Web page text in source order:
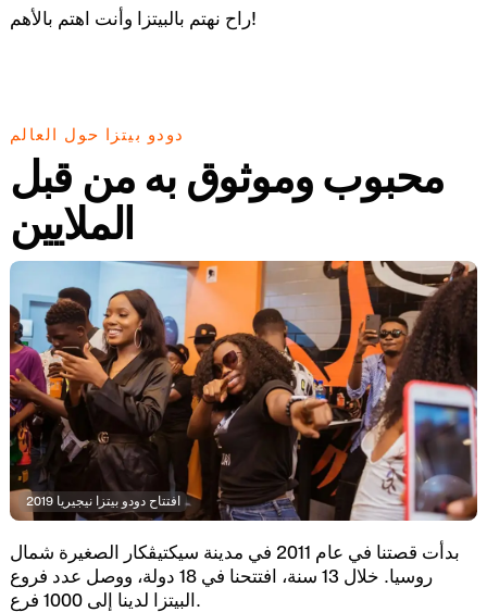
راح نهتم بالبيتزا وأنت اهتم بالأهم!
دودو بيتزا حول العالم
محبوب وموثوق به من قبل
الملايين
افتتاح دودو بيتزا نيجيريا 2019
بدأت قصتنا في عام 2011 في مدينة سيكتيڤكار الصغيرة شمال
روسيا. خلال 13 سنة، افتتحنا في 18 دولة، ووصل عدد فروع
البيتزا لدينا إلى 1000 فرع.